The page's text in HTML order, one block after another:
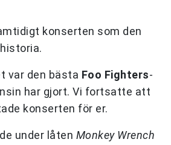
konserten som den
var den bästa Foo Fighters-
har gjort. Vi fortsatte att
konserten för er.
under låten Monkey Wrench